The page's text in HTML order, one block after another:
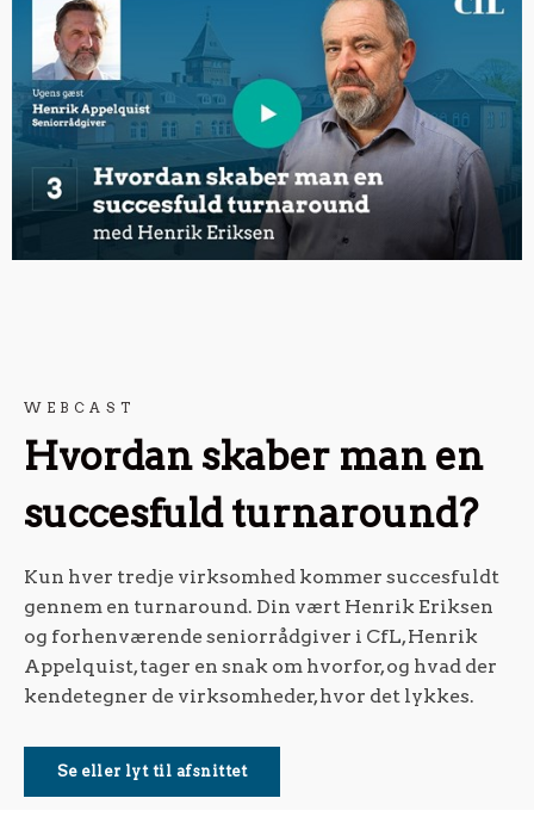
WEBCAST
Hvordan skaber man en
succesfuld turnaround?
Kun hver tredje virksomhed kommer succesfuldt
gennem en turnaround. Din vært Henrik Eriksen
og forhenværende seniorrådgiver i CfL, Henrik
Appelquist, tager en snak om hvorfor, og hvad der
kendetegner de virksomheder, hvor det lykkes.
Se eller lyt til afsnittet